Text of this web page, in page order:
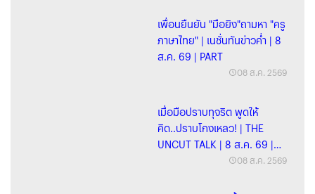
เพื่อนยืนยัน "มือยิง"ถามหา "ครู
ภาษาไทย" | เนชั่นทันข่าวค่ำ | 8
ส.ค. 69 | PART
08 ส.ค. 2569
เมื่อมือปราบทุจริต พูดให้
คิด..ปราบโกงเหลว! | THE
UNCUT TALK | 8 ส.ค. 69 |
08 ส.ค. 2569